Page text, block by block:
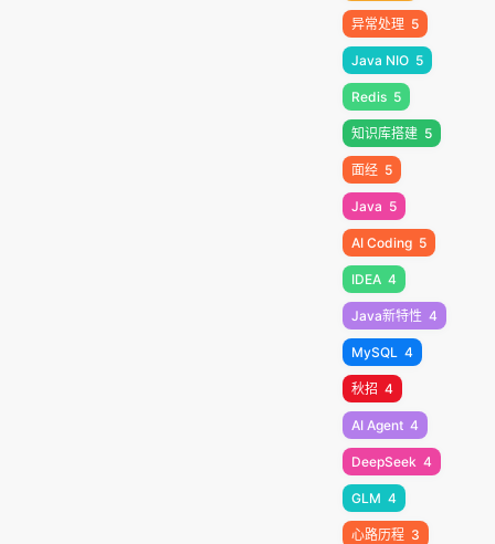
异常处理 5
Java NIO 5
Redis 5
知识库搭建 5
面经 5
Java 5
AI Coding 5
IDEA 4
Java新特性 4
MySQL 4
秋招 4
AI Agent 4
DeepSeek 4
GLM 4
心路历程 3